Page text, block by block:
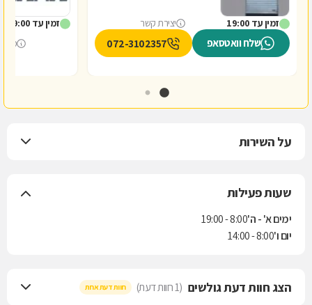
זמין עד 19:00 יצירת קשר
שלח וואטסאפ 072-3102357
זמין עד 19:00
על השירות
שעות פעילות
ימים א' - ה'8:00 - 19:00
יום ו'8:00 - 14:00
הצג חוות דעת גולשים (1 חוות דעת) חוות דעת אחת